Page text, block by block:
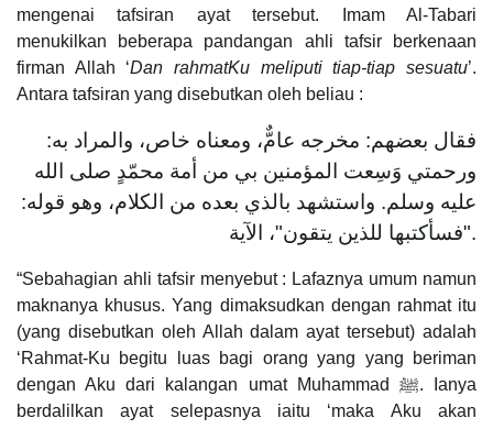
mengenai tafsiran ayat tersebut. Imam Al-Tabari
menukilkan beberapa pandangan ahli tafsir berkenaan
firman Allah ‘Dan rahmatKu meliputi tiap-tiap sesuatu’.
Antara tafsiran yang disebutkan oleh beliau :
فقال بعضهم: مخرجه عامٌّ، ومعناه خاص، والمراد به:
ورحمتي وَسِعت المؤمنين بي من أمة محمّدٍ صلى الله
عليه وسلم. واستشهد بالذي بعده من الكلام، وهو قوله:
"فسأكتبها للذين يتقون"، الآية.
“Sebahagian ahli tafsir menyebut : Lafaznya umum namun
maknanya khusus. Yang dimaksudkan dengan rahmat itu
(yang disebutkan oleh Allah dalam ayat tersebut) adalah
‘Rahmat-Ku begitu luas bagi orang yang yang beriman
dengan Aku dari kalangan umat Muhammad ﷺ. Ianya
berdalilkan ayat selepasnya iaitu ‘maka Aku akan